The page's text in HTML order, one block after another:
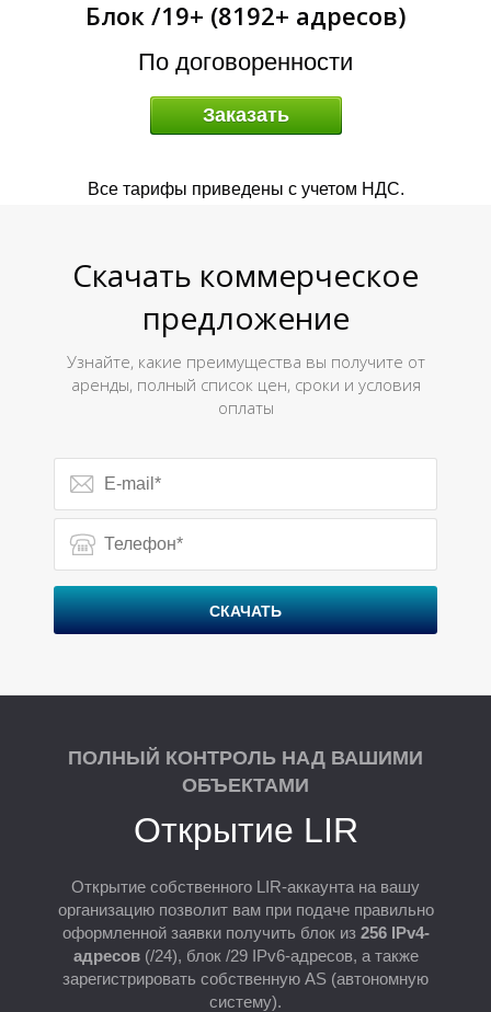
А
Р
Блок /19+ (8192+ адресов)
По договоренности
Заказать
Все тарифы приведены с учетом НДС.
Скачать коммерческое
предложение
Узнайте, какие преимущества вы получите от
аренды, полный список цен, сроки и условия
оплаты
СКАЧАТЬ
ПОЛНЫЙ КОНТРОЛЬ НАД ВАШИМИ
ОБЪЕКТАМИ
Открытие LIR
Открытие собственного LIR-аккаунта на вашу
организацию позволит вам при подаче правильно
оформленной заявки получить блок из 256 IPv4-
адресов(/24), блок /29 IPv6-адресов, а также
зарегистрировать собственную AS (автономную
систему).